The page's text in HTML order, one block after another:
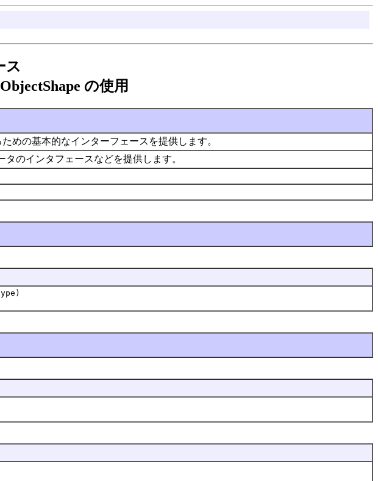
ス
の使用
めの基本的なインターフェースを提供します。
のインタフェースなどを提供します。